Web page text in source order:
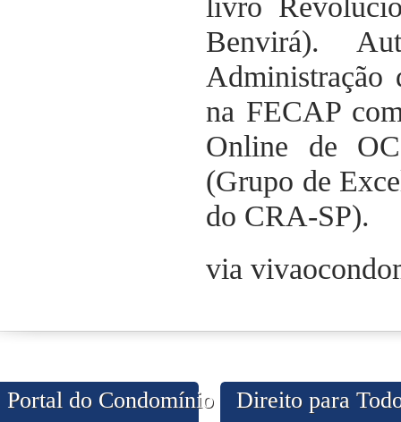
livro
Benvirá).
Administração
na FECAP
Online de
(Grupo de
do CRA-SP).
via
Portal do Condomínio Direito para